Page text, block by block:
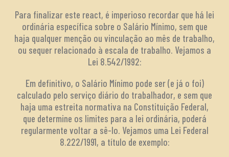
Para finalizar este react, é imperioso recordar que há lei
ordinária específica sobre o Salário Mínimo, sem que
haja qualquer menção ou vinculação ao mês de trabalho,
ou sequer relacionado à escala de trabalho. Vejamos a
Lei 8.542/1992:
Em definitivo, o Salário Mínimo pode ser (e já o foi)
calculado pelo serviço diário do trabalhador, e sem que
haja uma estreita normativa na Constituição Federal,
que determine os limites para a lei ordinária, poderá
regularmente voltar a sê-lo. Vejamos uma Lei Federal
8.222/1991, a título de exemplo: